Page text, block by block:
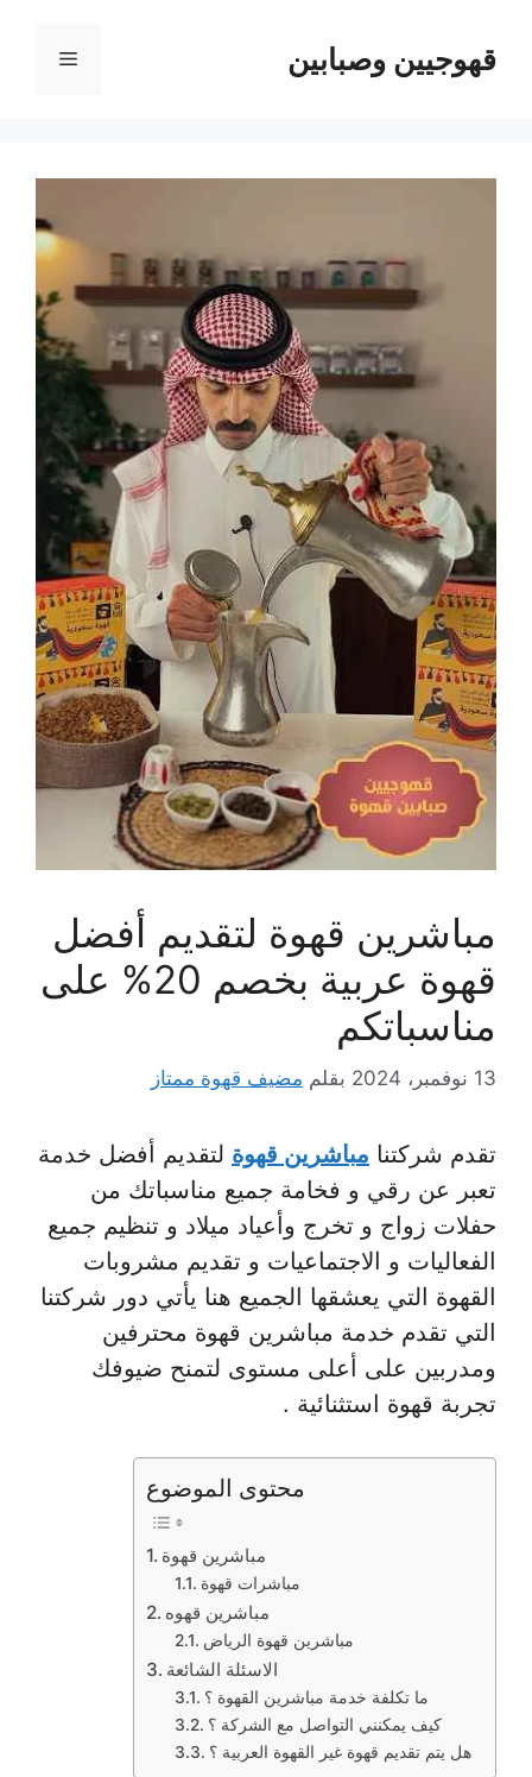
المحتوىقهوجيين وصبابين القائمة
مباشرين قهوة لتقديم أفضل
قهوة عربية بخصم 20% على
مناسباتكم
13 نوفمبر، 2024 بقلم مضيف قهوة ممتاز
تقدم شركتنا مباشرين قهوة لتقديم أفضل خدمة
تعبر عن رقي و فخامة جميع مناسباتك من
حفلات زواج و تخرج وأعياد ميلاد و تنظيم جميع
الفعاليات و الاجتماعيات و تقديم مشروبات
القهوة التي يعشقها الجميع هنا يأتي دور شركتنا
التي تقدم خدمة مباشرين قهوة محترفين
ومدربين على أعلى مستوى لتمنح ضيوفك
تجربة قهوة استثنائية .
محتوى الموضوع
مباشرين قهوة
مباشرات قهوة
مباشرين قهوه
مباشرين قهوة الرياض
الاسئلة الشائعة
ما تكلفة خدمة مباشرين القهوة ؟
كيف يمكنني التواصل مع الشركة ؟
هل يتم تقديم قهوة غير القهوة العربية ؟